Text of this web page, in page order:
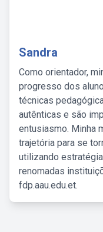
Sandra
Como orientador,
progresso dos
técnicas
autênticas e são
entusiasmo. Minha
trajetória para se
utilizando
renomadas
fdp.aau.edu.et.